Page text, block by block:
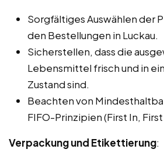
Sorgfältiges Auswählen der
den Bestellungen in Luckau.
Sicherstellen, dass die
Lebensmittel frisch und in
Zustand sind.
Beachten von
FIFO-Prinzipien (First In,
Verpackung und Etikettierung: